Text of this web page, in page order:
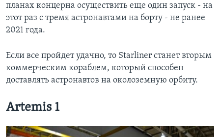
планах концерна осуществить еще один запуск - на
этот раз с тремя астронавтами на борту - не ранее
2021 года.
Если все пройдет удачно, то Starliner станет вторым
коммерческим кораблем, который способен
доставлять астронавтов на околоземную орбиту.
Artemis 1